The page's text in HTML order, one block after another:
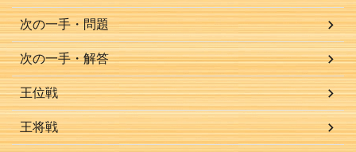
次の一手・問題
次の一手・解答
王位戦
王将戦